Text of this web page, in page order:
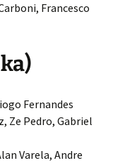
Francesco
Fernandes
Ze Pedro, Gabriel
Varela, Andre